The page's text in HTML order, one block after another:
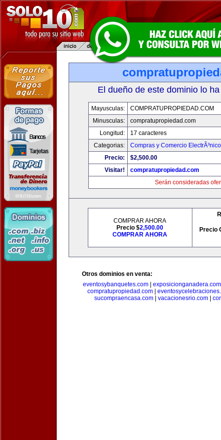
El dueño de este dominio lo
Mayusculas:
COMPRATUPROPIEDAD.COM
Minusculas:
compratupropiedad.com
Longitud:
17 caracteres
Categorias:
Compras y Comercio ElectrÃ³nico
Precio:
$2,500.00
Visitar!
compratupropiedad.com
Serán consideradas
COMPRAR AHORA
Precio $2,500.00
COMPRAR AHORA
Precio
Otros dominios en venta:
eventosybanquetes.com| exposicionganadera.com
compratupropiedad.com
sucompraencasa.com| vacacionesrio.com|